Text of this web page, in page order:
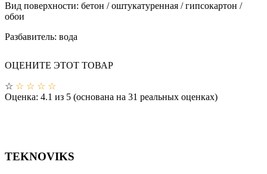
Вид поверхности: бетон / оштукатуренная / гипсокартон /
обои
Разбавитель: вода
ОЦЕНИТЕ ЭТОТ ТОВАР
☆ ☆ ☆ ☆ ☆
Оценка: 4.1 из 5 (основана на 31 реальных оценках)
TEKNOVIKS